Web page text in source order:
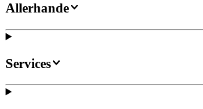
Allerhande
Services